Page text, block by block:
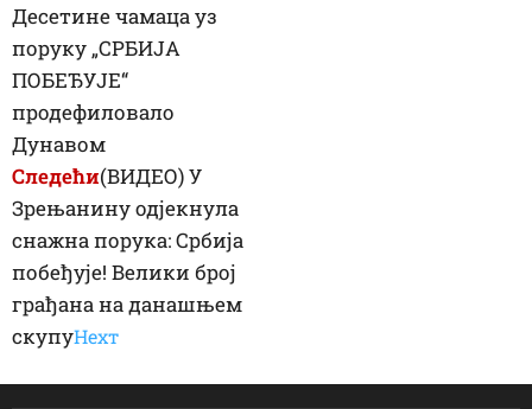
Десетине чамаца уз
поруку „СРБИЈА
ПОБЕЂУЈЕ“
продефиловало
Дунавом
Следећи(ВИДЕО) У
Зрењанину одјекнула
снажна порука: Србија
побеђује! Велики број
грађана на данашњем
скупуНеxт